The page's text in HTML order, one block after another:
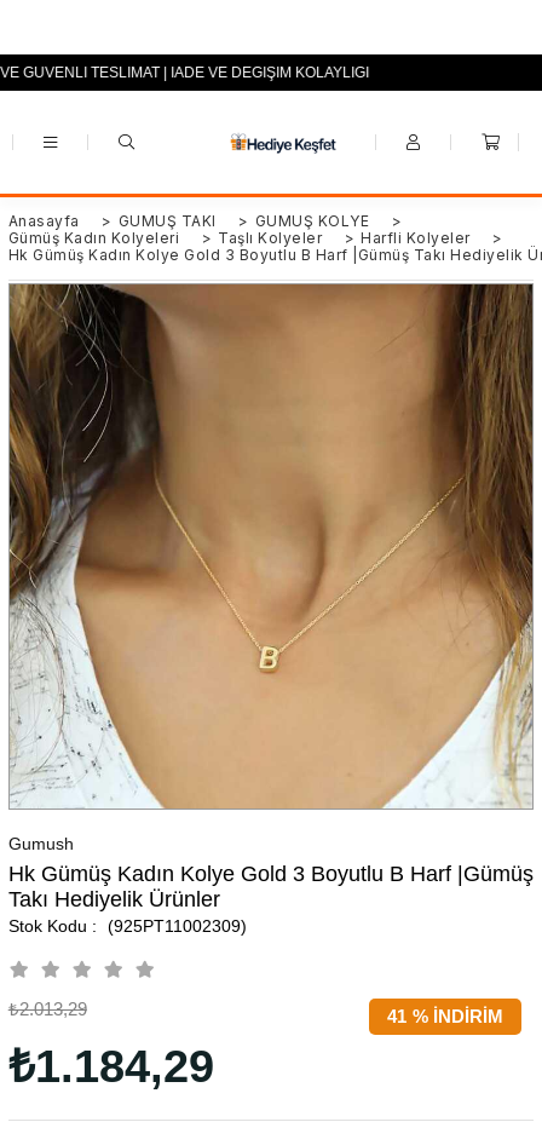
+90 (0553) 694 94 70
GÜVENLİ TESLİMAT | İADE VE DEĞİŞİM KOLAYLIĞI
Anasayfa > GÜMÜŞ TAKI > GÜMÜŞ KOLYE
>
Gümüş Kadın Kolyeleri
> Taşlı Kolyeler > Harfli Kolyeler
>
Hk Gümüş Kadın Kolye Gold 3 Boyutlu B Harf |Gümüş Takı Hediyelik
Gumush
Hk Gümüş Kadın Kolye Gold 3 Boyutlu B Harf |Gümüş
Takı Hediyelik Ürünler
(925PT11002309)
%
41 İNDIRIM
₺2.013,29
₺1.184,29